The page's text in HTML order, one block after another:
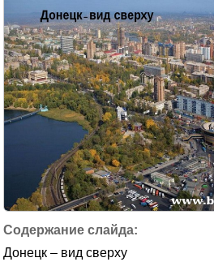
Донецк – вид сверху